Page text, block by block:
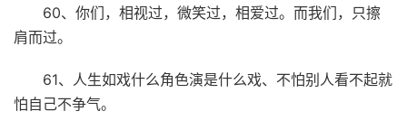
60、你们，相视过，微笑过，相爱过。而我们，只擦
肩而过。
61、人生如戏什么角色演是什么戏、不怕别人看不起就
怕自己不争气。